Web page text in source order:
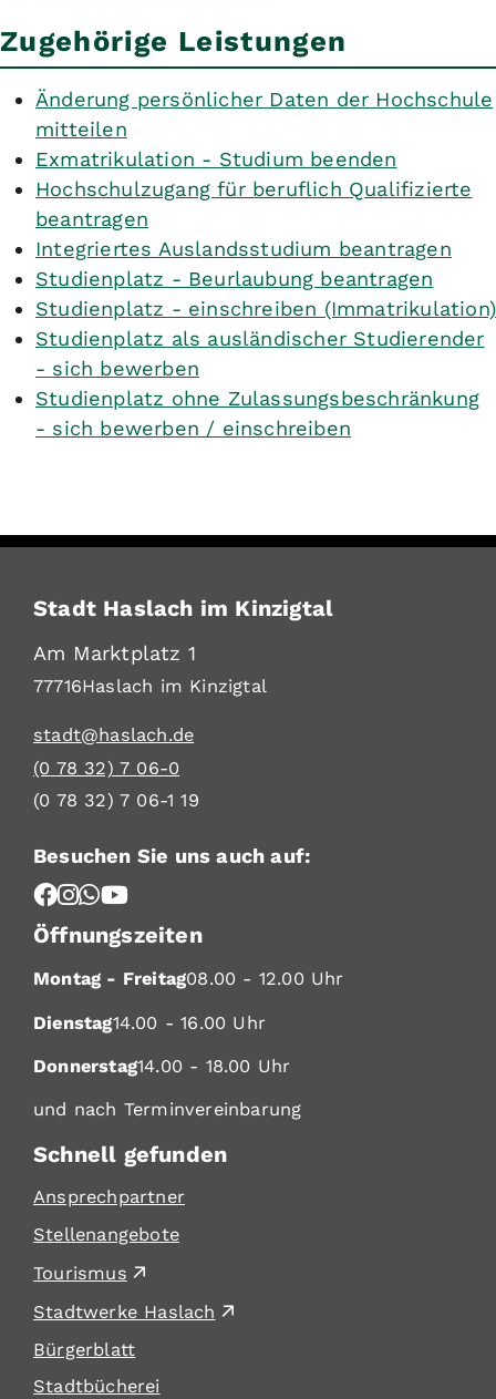
Zugehörige Leistungen
Änderung persönlicher Daten der Hochschule
mitteilen
Exmatrikulation - Studium beenden
Hochschulzugang für beruflich Qualifizierte
beantragen
Integriertes Auslandsstudium beantragen
Studienplatz - Beurlaubung beantragen
Studienplatz - einschreiben (Immatrikulation)
Studienplatz als ausländischer Studierender
- sich bewerben
Studienplatz ohne Zulassungsbeschränkung
- sich bewerben / einschreiben
Stadt Haslach im Kinzigtal
Am Marktplatz 1
77716Haslach im Kinzigtal
stadt@haslach.de
(0 78 32) 7 06-0
(0 78 32) 7 06-1 19
Besuchen Sie uns auch auf:
Öffnungszeiten
Montag - Freitag08.00 - 12.00 Uhr
Dienstag14.00 - 16.00 Uhr
Donnerstag14.00 - 18.00 Uhr
und nach Terminvereinbarung
Schnell gefunden
Ansprechpartner
Stellenangebote
Tourismus
Stadtwerke Haslach
Bürgerblatt
Stadtbücherei